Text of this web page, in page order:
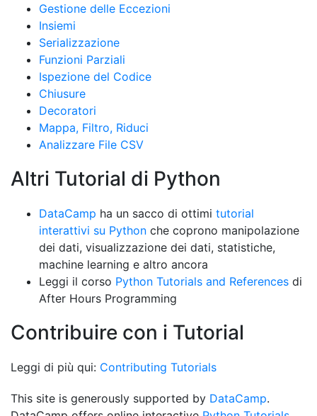
Gestione delle Eccezioni
Insiemi
Serializzazione
Funzioni Parziali
Ispezione del Codice
Chiusure
Decoratori
Mappa, Filtro, Riduci
Analizzare File CSV
Altri Tutorial di Python
DataCamp ha un sacco di ottimi tutorial
interattivi su Python che coprono manipolazione
dei dati, visualizzazione dei dati, statistiche,
machine learning e altro ancora
Leggi il corso Python Tutorials and References di
After Hours Programming
Contribuire con i Tutorial
Leggi di più qui: Contributing Tutorials
This site is generously supported by DataCamp.